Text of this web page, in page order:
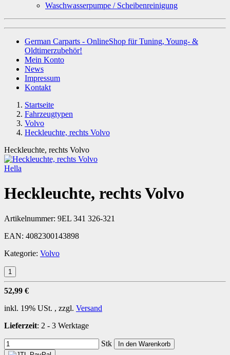
Waschwasserpumpe / Scheibenreinigung
German Carparts - OnlineShop für Tuning, Young- &
Oldtimerzubehör!
Mein Konto
News
Impressum
Kontakt
Startseite
Fahrzeugtypen
Volvo
Heckleuchte, rechts Volvo
Heckleuchte, rechts Volvo
Hella
Heckleuchte, rechts Volvo
Artikelnummer: 9EL 341 326-321
EAN: 4082300143898
Kategorie: Volvo
52,99 €
inkl. 19% USt. , zzgl. Versand
Lieferzeit: 2 - 3 Werktage
Stk In den Warenkorb